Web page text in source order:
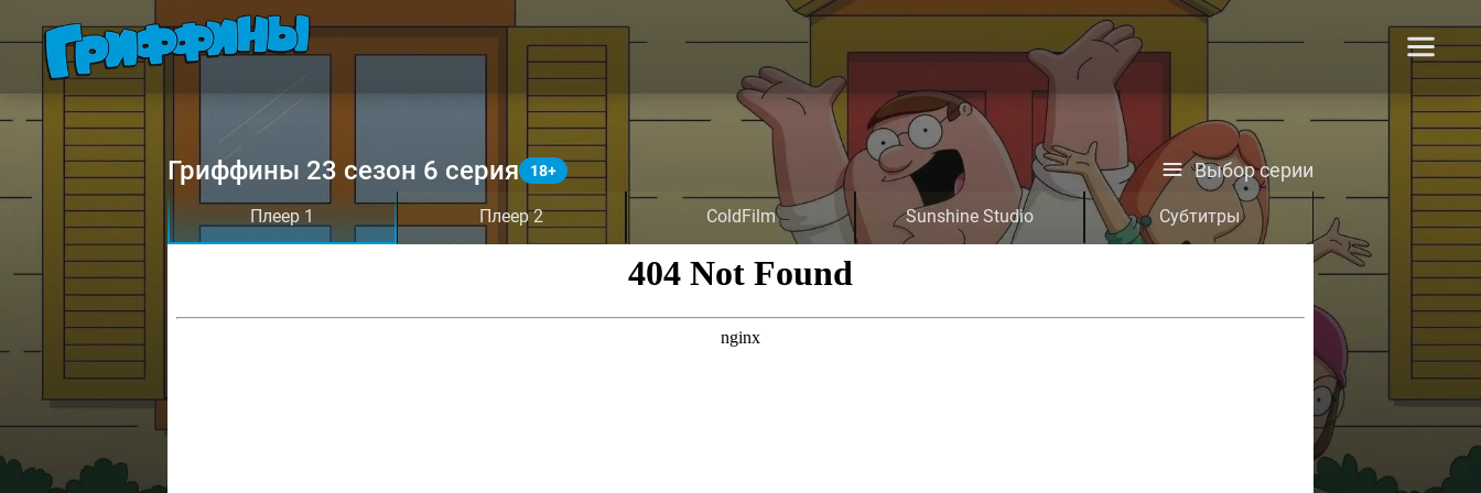
Гриффины 23 сезон 6 серия Выбор серии
Плеер 1 Плеер 2 ColdFilm Sunshine Studio Субтитры